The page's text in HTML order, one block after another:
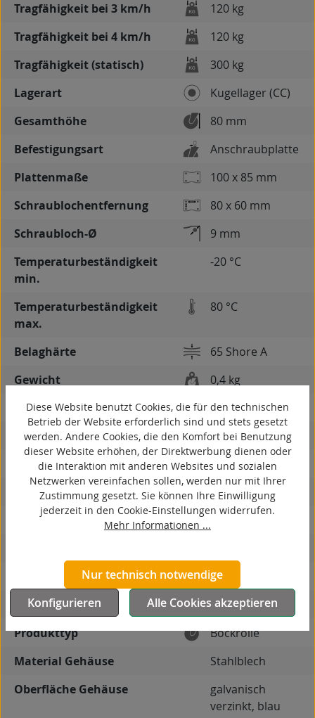
Tragfähigkeit bei 3 km/h
120 kg
Tragfähigkeit bei 4 km/h
120 kg
Tragfähigkeit (statisch)
300 kg
Lagerart
Kugellager (CC)
Gesamthöhe
80 mm
Befestigungsart
Anschraubplatte
Plattenmaße
100 x 85 mm
Schraublochentfernung
80 x 60 mm
Schraubloch-Ø
9 mm
Temperaturbeständigkeit
min.
-20 °C
Temperaturbeständigkeit
max.
80 °C
Belaghärte
65 Shore A
Gewicht
0,4 kg
spurlos
kontaktverfärbungsfrei
antistatisch
elektrisch leitfähig
hitzebeständig
autoklaventauglich
Produkttyp
Bockrolle
Material Gehäuse
Stahlblech
Oberfläche Gehäuse
galvanisch
verzinkt, blau
Diese Website benutzt Cookies, die für den technischen
Betrieb der Website erforderlich sind und stets gesetzt
werden. Andere Cookies, die den Komfort bei Benutzung
dieser Website erhöhen, der Direktwerbung dienen oder
die Interaktion mit anderen Websites und sozialen
Netzwerken vereinfachen sollen, werden nur mit Ihrer
Zustimmung gesetzt. Sie können Ihre Einwilligung
jederzeit in den Cookie-Einstellungen widerrufen.
Mehr Informationen ...
Nur technisch notwendige
Konfigurieren
Alle Cookies akzeptieren